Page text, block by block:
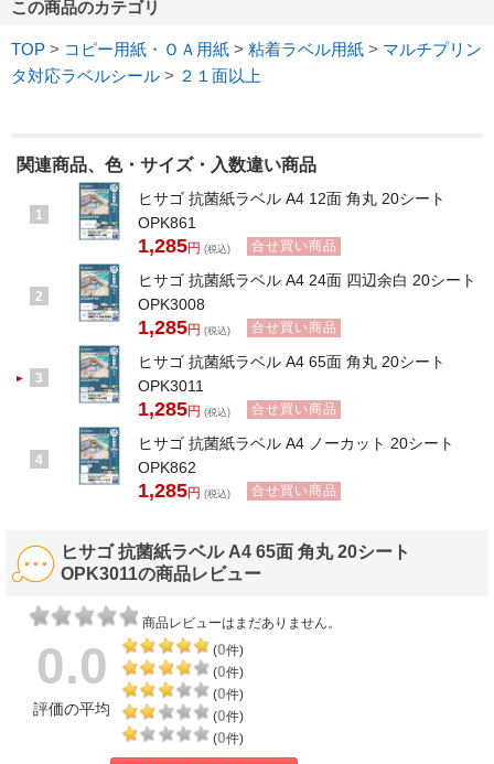
この商品のカテゴリ
TOP > コピー用紙・ＯＡ用紙 > 粘着ラベル用紙 > マルチプリン
タ対応ラベルシール > ２１面以上
関連商品、色・サイズ・入数違い商品
1
ヒサゴ 抗菌紙ラベル A4 12面 角丸 20シート
OPK861
1,285円 (税込) 合せ買い商品
2
ヒサゴ 抗菌紙ラベル A4 24面 四辺余白 20シート
OPK3008
1,285円 (税込) 合せ買い商品
3
ヒサゴ 抗菌紙ラベル A4 65面 角丸 20シート
OPK3011
1,285円 (税込) 合せ買い商品
4
ヒサゴ 抗菌紙ラベル A4 ノーカット 20シート
OPK862
1,285円 (税込) 合せ買い商品
ヒサゴ 抗菌紙ラベル A4 65面 角丸 20シート
OPK3011の商品レビュー
商品レビューはまだありません。
0.0
評価の平均
(0件)
(0件)
(0件)
(0件)
(0件)